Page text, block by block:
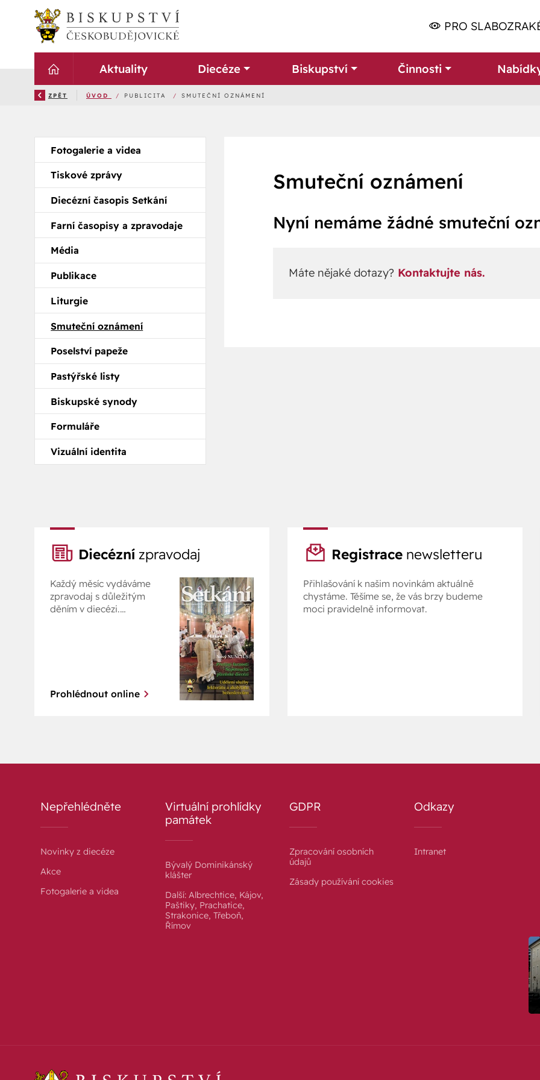
PRO
Aktuality Diecéze Biskupství Činnosti
ZPĚT ÚVOD / PUBLICITA / SMUTEČNÍ OZNÁMENÍ
Fotogalerie a videa
Tiskové zprávy
Diecézní časopis Setkání
Farní časopisy a zpravodaje
Média
Publikace
Liturgie
Smuteční oznámení
Poselství papeže
Pastýřské listy
Biskupské synody
Formuláře
Vizuální identita
Smuteční oznámení
Nyní nemáme žádné smuteční
Máte nějaké dotazy?Kontaktujte nás.
Diecézní zpravodaj
Každý měsíc vydáváme
zpravodaj s důležitým
děním v diecézi.
Prohlédnout online
Registrace newsletteru
Přihlašování k našim novinkám aktuálně
chystáme. Těšíme se, že vás brzy budeme
moci pravidelně informovat.
Nepřehlédněte
Novinky z diecéze
Akce
Fotogalerie a videa
Virtuální prohlídky
památek
Bývalý Dominikánský
klášter
Další: Albrechtice, Kájov,
Paštiky, Prachatice,
Strakonice, Třeboň,
Římov
GDPR
Zpracování osobních
údajů
Zásady používání cookies
Odkazy
Intranet